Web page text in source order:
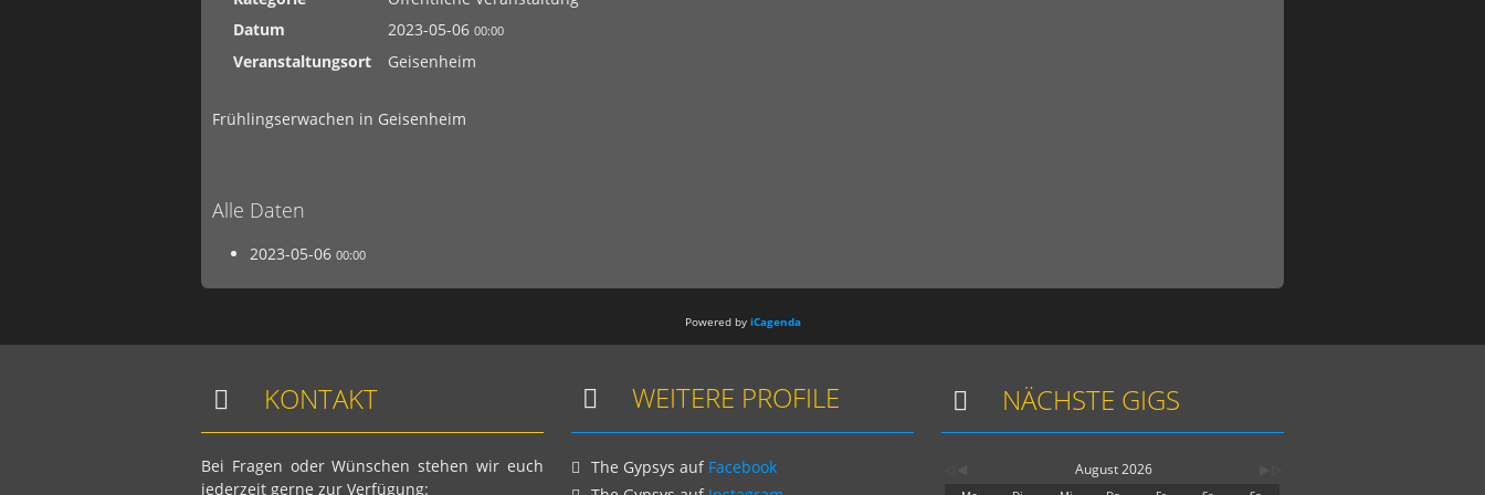
Datum
2023-05-06 00:00
Veranstaltungsort Geisenheim
Frühlingserwachen in Geisenheim
Alle Daten
2023-05-06 00:00
Powered by iCagenda
KONTAKT
Bei Fragen oder Wünschen stehen wir euch
jederzeit gerne zur Verfügung:
WEITERE PROFILE
The Gypsys auf Facebook
NÄCHSTE GIGS
August 2026